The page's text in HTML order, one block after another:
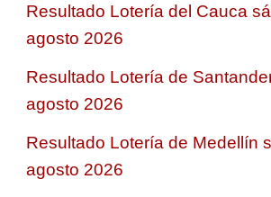
Resultado Lotería del Cauca
agosto 2026
Resultado Lotería de
agosto 2026
Resultado Lotería de Medellín
agosto 2026